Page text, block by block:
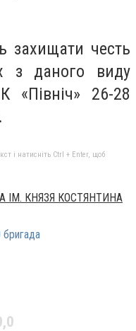
захищати честь
з даного виду
«Північ» 26-28
і натисніть Ctrl + Enter, щоб
ІМ. КНЯЗЯ КОСТЯНТИНА
бригада